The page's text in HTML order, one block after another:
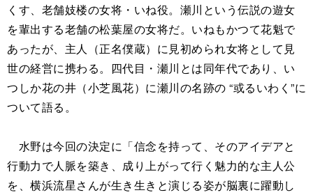
くす、老舗妓楼の女将・いね役。瀬川という伝説の遊女
を輩出する老舗の松葉屋の女将だ。いねもかつて花魁で
あったが、主人（正名僕蔵）に見初められ女将として見
世の経営に携わる。四代目・瀬川とは同年代であり、い
つしか花の井（小芝風花）に瀬川の名跡の “或るいわく”に
ついて語る。
水野は今回の決定に「信念を持って、そのアイデアと
行動力で人脈を築き、成り上がって行く魅力的な主人公
を、横浜流星さんが生き生きと演じる姿が脳裏に躍動し